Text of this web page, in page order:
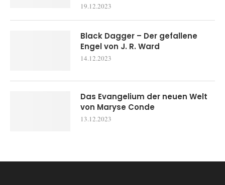
19.12.2023
Black Dagger – Der gefallene
Engel von J. R. Ward
14.12.2023
Das Evangelium der neuen Welt
von Maryse Conde
13.12.2023